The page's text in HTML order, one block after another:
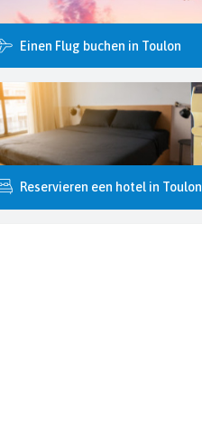
Einen Flug buchen in Toulon
Reservieren een hotel in Toulon